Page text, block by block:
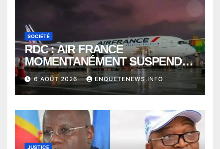
SOCIÉTÉ
RDC : AIR FRANCE
MOMENTANÉMENT SUSPENDU
ENTRE KINSHASA ET PARIS ?
6 AOÛT 2026 ENQUETENEWS.INFO
JUSTICE